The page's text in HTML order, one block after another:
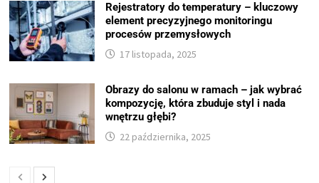
Rejestratory do temperatury – kluczowy
element precyzyjnego monitoringu
procesów przemysłowych
17 listopada, 2025
Obrazy do salonu w ramach – jak wybrać
kompozycję, która zbuduje styl i nada
wnętrzu głębi?
22 października, 2025